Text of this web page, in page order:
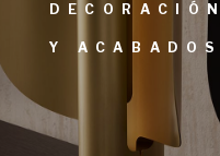
DECORACIÓN
Y ACABADOS